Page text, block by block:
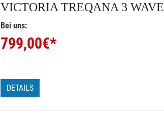
VICTORIA TREQANA 3 WAVE
Bei uns:
799,00€*
DETAILS